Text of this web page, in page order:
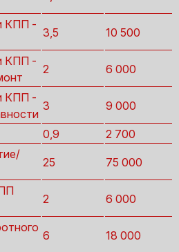
КПП -
3,5 10 500
КПП -
2 6 000
КПП -
3 9 000
0,9
2 700
25 75 000
2 6 000
6 18 000